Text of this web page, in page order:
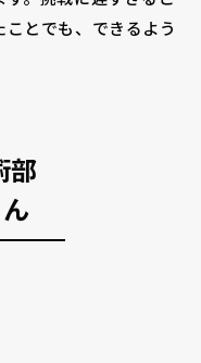
とでも、できるよう
部